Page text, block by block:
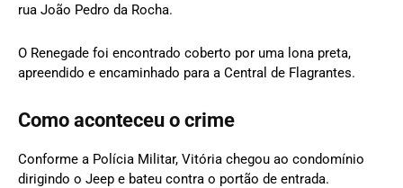
rua João Pedro da Rocha.
O Renegade foi encontrado coberto por uma lona preta,
apreendido e encaminhado para a Central de Flagrantes.
Como aconteceu o crime
Conforme a Polícia Militar, Vitória chegou ao condomínio
dirigindo o Jeep e bateu contra o portão de entrada.